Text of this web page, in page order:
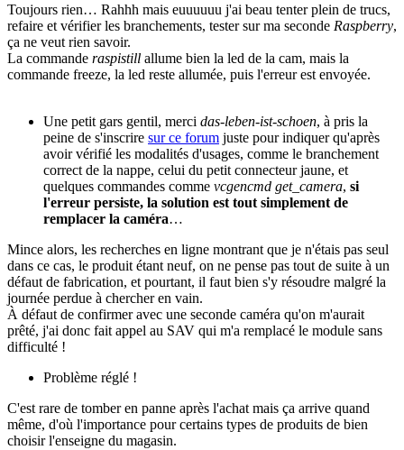
Toujours rien… Rahhh mais euuuuuu j'ai beau tenter plein de trucs,
refaire et vérifier les branchements, tester sur ma seconde Raspberry,
ça ne veut rien savoir.
La commande raspistill allume bien la led de la cam, mais la
commande freeze, la led reste allumée, puis l'erreur est envoyée.
Une petit gars gentil, merci das-leben-ist-schoen, à pris la
peine de s'inscrire sur ce forum juste pour indiquer qu'après
avoir vérifié les modalités d'usages, comme le branchement
correct de la nappe, celui du petit connecteur jaune, et
quelques commandes comme vcgencmd get_camera, si
l'erreur persiste, la solution est tout simplement de
remplacer la caméra…
Mince alors, les recherches en ligne montrant que je n'étais pas seul
dans ce cas, le produit étant neuf, on ne pense pas tout de suite à un
défaut de fabrication, et pourtant, il faut bien s'y résoudre malgré la
journée perdue à chercher en vain.
À défaut de confirmer avec une seconde caméra qu'on m'aurait
prêté, j'ai donc fait appel au SAV qui m'a remplacé le module sans
difficulté !
Problème réglé !
C'est rare de tomber en panne après l'achat mais ça arrive quand
même, d'où l'importance pour certains types de produits de bien
choisir l'enseigne du magasin.